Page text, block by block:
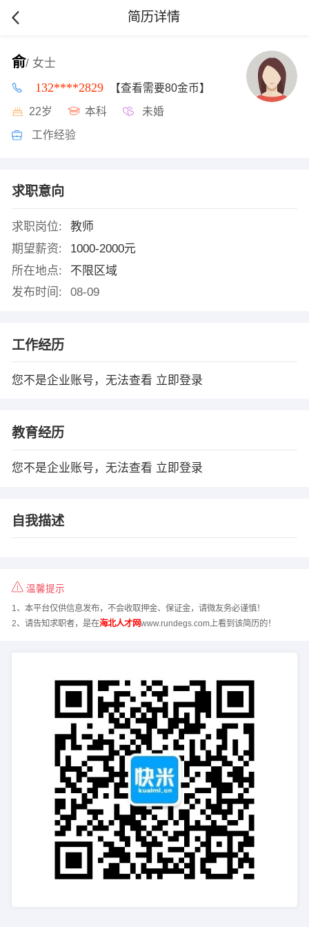
简历详情
俞/ 女士
132****2829 【查看需要80金币】
22岁 本科 未婚
工作经验
求职意向
求职岗位:
教师
期望薪资:
1000-2000元
所在地点:
不限区域
发布时间:
08-09
工作经历
您不是企业账号，无法查看 立即登录
教育经历
您不是企业账号，无法查看 立即登录
自我描述
温馨提示
1、本平台仅供信息发布，不会收取押金、保证金，请微友务必谨慎！
2、请告知求职者，是在海北人才网www.rundegs.com上看到该简历的！